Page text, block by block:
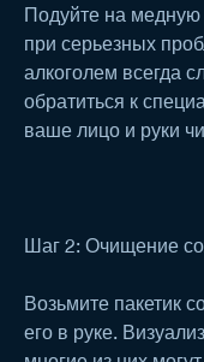
Подуйте на медную
при серьезных
алкоголем всегда
обратиться к
ваше лицо и руки
Шаг 2: Очищение
Возьмите пакетик
его в руке.